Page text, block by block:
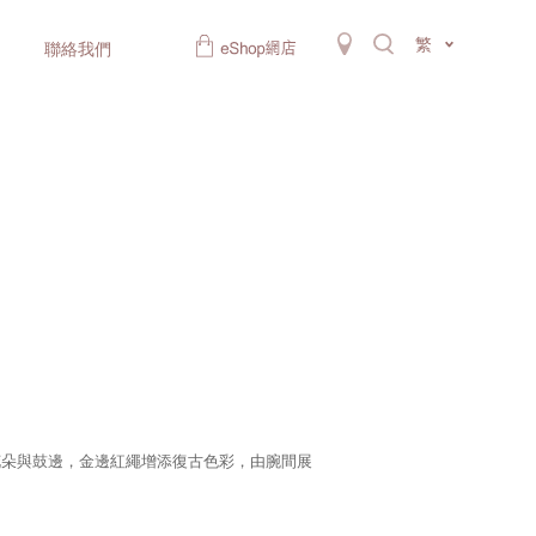
聯絡我們 繁
與鼓邊，金邊紅繩增添復古色彩，由腕間展